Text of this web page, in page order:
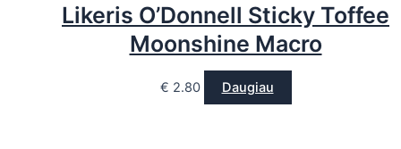
Likeris O’Donnell Sticky Toffee
Moonshine Macro
€ 2.80 Daugiau